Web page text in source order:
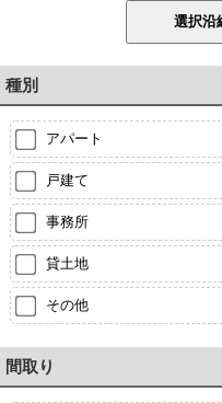
種別
アパート
戸建て
事務所
貸土地
その他
間取り